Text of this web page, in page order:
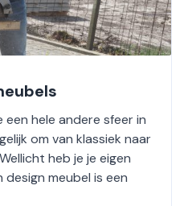
een hele andere sfeer in
om van klassiek naar
heb je je eigen
meubel is een